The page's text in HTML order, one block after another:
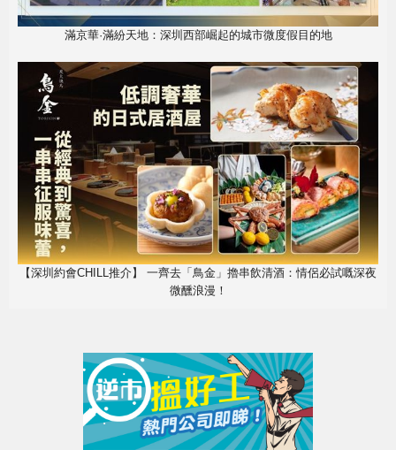
滿京華·滿紛天地：深圳西部崛起的城市微度假目的地
【深圳約會CHILL推介】 一齊去「鳥金」擼串飲清酒：情侶必試嘅深夜
微醺浪漫！